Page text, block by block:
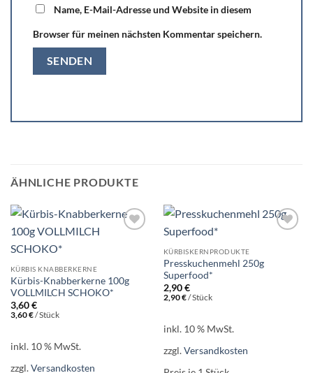
Name, E-Mail-Adresse und Website in diesem
Browser für meinen nächsten Kommentar speichern.
ÄHNLICHE PRODUKTE
KÜRBIS KNABBERKERNE
Kürbis-Knabberkerne 100g
VOLLMILCH SCHOKO*
3,60€
3,60€/Stück
inkl. 10 % MwSt.
zzgl.Versandkosten
KÜRBISKERNPRODUKTE
Presskuchenmehl 250g
Superfood*
2,90€
2,90€/Stück
inkl. 10 % MwSt.
zzgl.Versandkosten